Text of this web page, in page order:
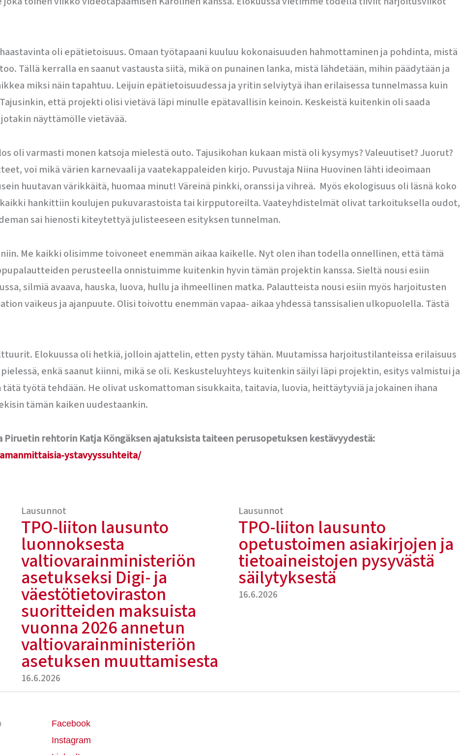
oli epätietoisuus. Omaan työtapaani kuuluu kokonaisuuden hahmottaminen ja pohdinta, mistä
Tällä kerralla en saanut vastausta siitä, mikä on punainen lanka, mistä lähdetään, mihin päädytään ja
miksi näin tapahtuu. Leijuin epätietoisuudessa ja yritin selviytyä ihan erilaisessa tunnelmassa kuin
että projekti olisi vietävä läpi minulle epätavallisin keinoin. Keskeistä kuitenkin oli saada
näyttämölle vietävää.
oli varmasti monen katsoja mielestä outo. Tajusikohan kukaan mistä oli kysymys? Valeuutiset? Juorut?
voi mikä värien karnevaali ja vaatekappaleiden kirjo. Puvustaja Niina Huovinen lähti ideoimaan
huutavan värikkäitä, huomaa minut! Väreinä pinkki, oranssi ja vihreä. Myös ekologisuus oli läsnä koko
kaikki hankittiin koulujen pukuvarastoista tai kirpputoreilta. Vaateyhdistelmät olivat tarkoituksella oudot,
sai hienosti kiteytettyä julisteeseen esityksen tunnelman.
Me kaikki olisimme toivoneet enemmän aikaa kaikelle. Nyt olen ihan todella onnellinen, että tämä
perusteella onnistuimme kuitenkin hyvin tämän projektin kanssa. Sieltä nousi esiin
silmiä avaava, hauska, luova, hullu ja ihmeellinen matka. Palautteista nousi esiin myös harjoitusten
vaikeus ja ajanpuute. Olisi toivottu enemmän vapaa- aikaa yhdessä tanssisalien ulkopuolella. Tästä
Elokuussa oli hetkiä, jolloin ajattelin, etten pysty tähän. Muutamissa harjoitustilanteissa erilaisuus
enkä saanut kiinni, mikä se oli. Keskusteluyhteys kuitenkin säilyi läpi projektin, esitys valmistui ja
työtä tehdään. He olivat uskomattoman sisukkaita, taitavia, luovia, heittäytyviä ja jokainen ihana
tämän kaiken uudestaankin.
Piruetin rehtorin Katja Köngäksen ajatuksista taiteen perusopetuksen kestävyydestä:
ystavyyssuhteita/
Lausunnot
TPO-liiton lausunto
luonnoksesta
valtiovarainministeriön
asetukseksi Digi- ja
väestötietoviraston
suoritteiden maksuista
vuonna 2026 annetun
valtiovarainministeriön
asetuksen muuttamisesta
16.6.2026
Lausunnot
TPO-liiton lausunto
opetustoimen asiakirjojen ja
tietoaineistojen pysyvästä
säilytyksestä
16.6.2026
Facebook
Instagram